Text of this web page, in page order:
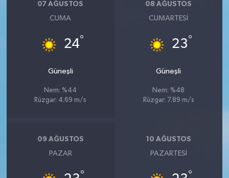
07 AĞUSTOS
CUMA
24°
Güneşli
Nem: %44
Rüzgar: 4.69 m/s
08 AĞUSTOS
CUMARTESI
23°
Güneşli
Nem: %48
Rüzgar: 7.89 m/s
09 AĞUSTOS
PAZAR
°
10 AĞUSTOS
PAZARTESI
°